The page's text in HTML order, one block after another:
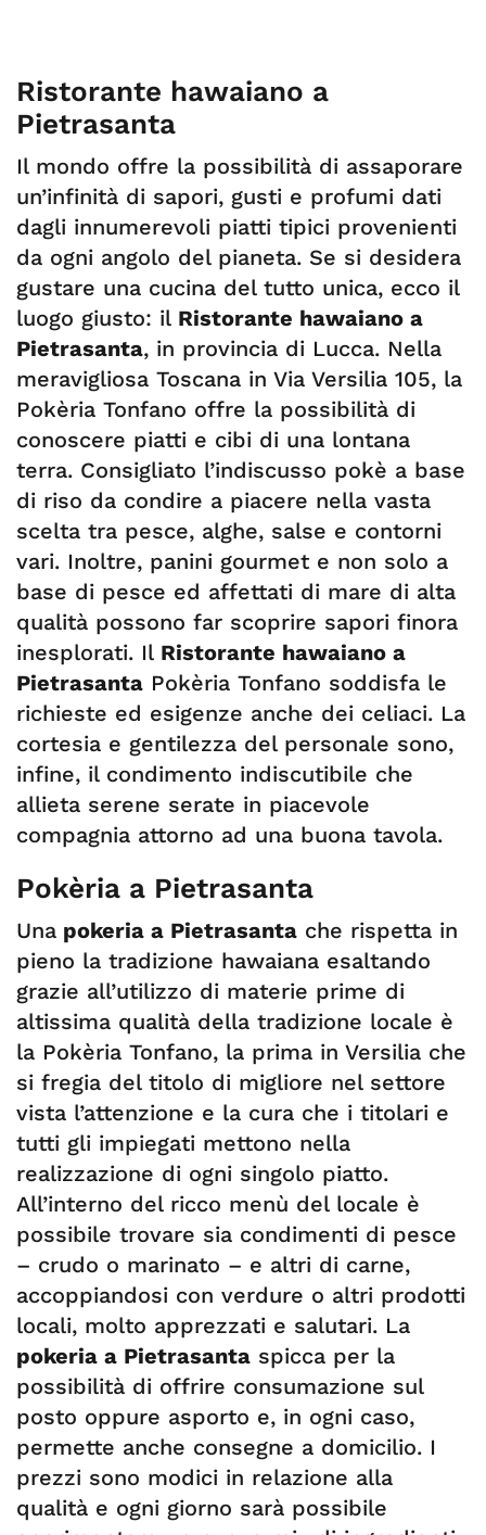
Ristorante hawaiano a
Pietrasanta
Il mondo offre la possibilità di assaporare
un’infinità di sapori, gusti e profumi dati
dagli innumerevoli piatti tipici provenienti
da ogni angolo del pianeta. Se si desidera
gustare una cucina del tutto unica, ecco il
luogo giusto: il Ristorante hawaiano a
Pietrasanta, in provincia di Lucca. Nella
meravigliosa Toscana in Via Versilia 105, la
Pokèria Tonfano offre la possibilità di
conoscere piatti e cibi di una lontana
terra. Consigliato l’indiscusso pokè a base
di riso da condire a piacere nella vasta
scelta tra pesce, alghe, salse e contorni
vari. Inoltre, panini gourmet e non solo a
base di pesce ed affettati di mare di alta
qualità possono far scoprire sapori finora
inesplorati. Il Ristorante hawaiano a
Pietrasanta Pokèria Tonfano soddisfa le
richieste ed esigenze anche dei celiaci. La
cortesia e gentilezza del personale sono,
infine, il condimento indiscutibile che
allieta serene serate in piacevole
compagnia attorno ad una buona tavola.
Pokèria a Pietrasanta
Una pokeria a Pietrasanta che rispetta in
pieno la tradizione hawaiana esaltando
grazie all’utilizzo di materie prime di
altissima qualità della tradizione locale è
la Pokèria Tonfano, la prima in Versilia che
si fregia del titolo di migliore nel settore
vista l’attenzione e la cura che i titolari e
tutti gli impiegati mettono nella
realizzazione di ogni singolo piatto.
All’interno del ricco menù del locale è
possibile trovare sia condimenti di pesce
– crudo o marinato – e altri di carne,
accoppiandosi con verdure o altri prodotti
locali, molto apprezzati e salutari. La
pokeria a Pietrasanta spicca per la
possibilità di offrire consumazione sul
posto oppure asporto e, in ogni caso,
permette anche consegne a domicilio. I
prezzi sono modici in relazione alla
qualità e ogni giorno sarà possibile